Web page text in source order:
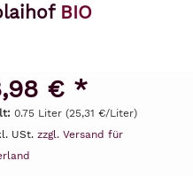
BIO
€ *
0.75 Liter (25,31 €/Liter)
USt. zzgl. Versand für